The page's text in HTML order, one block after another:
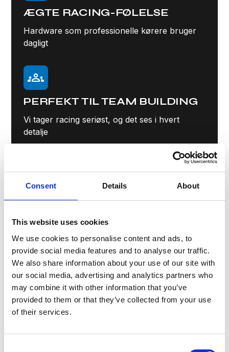
Consent Details About
This website uses cookies
We use cookies to personalise content and ads, to
provide social media features and to analyse our traffic.
We also share information about your use of our site with
our social media, advertising and analytics partners who
may combine it with other information that you’ve
provided to them or that they’ve collected from your use
of their services.
ÆGTE RACING-FØLELSE
Hardware som professionelle kørere bruger
dagligt
PERFEKT TIL TEAM BUILDING
Vi tager racing seriøst, og det ses i hvert
detalje
BRED SKÆRM, BRED UDSYN
som tæller
BRING LØBET TIL JER
Vi transporterer alt og sætter op uden besvær
Book Sim-Racing